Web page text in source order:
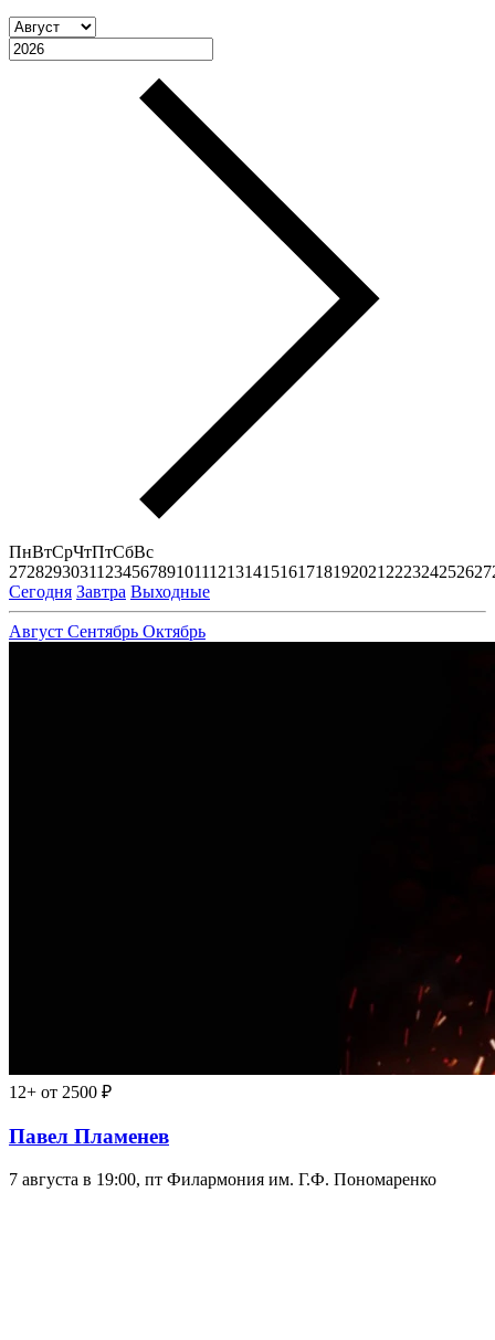
ПнВтСрЧтПтСбВс
27282930311 23456789101112131415161718192021 222324252627
Сегодня Завтра Выходные
Август Сентябрь Октябрь
12+ от 2500 ₽
Павел Пламенев
7 августа в 19:00, пт Филармония им. Г.Ф. Пономаренко